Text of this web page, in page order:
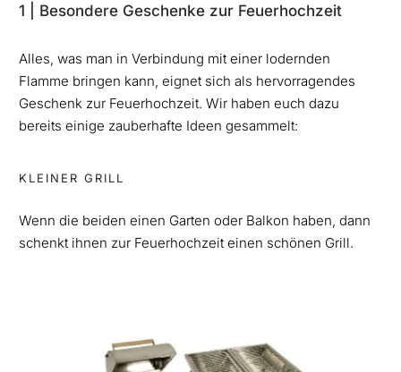
1 | Besondere Geschenke zur Feuerhochzeit
Alles, was man in Verbindung mit einer lodernden
Flamme bringen kann, eignet sich als hervorragendes
Geschenk zur Feuerhochzeit. Wir haben euch dazu
bereits einige zauberhafte Ideen gesammelt:
KLEINER GRILL
Wenn die beiden einen Garten oder Balkon haben, dann
schenkt ihnen zur Feuerhochzeit einen schönen Grill.